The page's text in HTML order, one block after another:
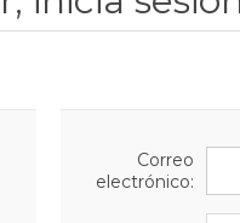
Correo
electrónico: